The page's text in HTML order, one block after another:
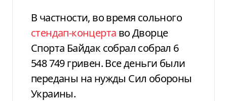
В частности, во время сольного
стендап-концерта во Дворце
Спорта Байдак собрал собрал 6
548 749 гривен. Все деньги были
переданы на нужды Сил обороны
Украины.